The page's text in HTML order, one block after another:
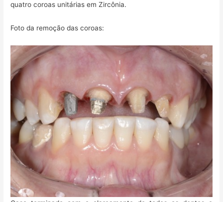
quatro coroas unitárias em Zircônia.
Foto da remoção das coroas: